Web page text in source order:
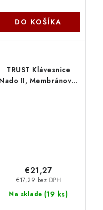
DO KOŠÍKA
TRUST Klávesnice
Nado II, Membránová,
Na sklade (19 ks)
€17,29 bez DPH
€21,27